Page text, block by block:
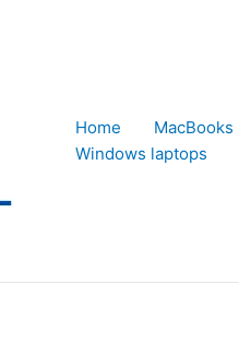
Home
MacBooks
Windows laptops